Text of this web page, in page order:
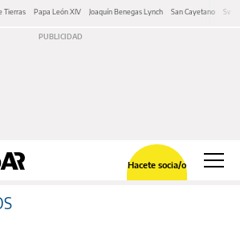
Tierras Papa León XIV Joaquín Benegas Lynch San Cayetano
Hacete socia/o